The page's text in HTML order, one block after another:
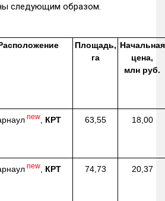
следующим образом.
Площадь,
га
Начальная
цена,
млн руб.
new КРТ 63,55 18,00
new КРТ 74,73 20,37